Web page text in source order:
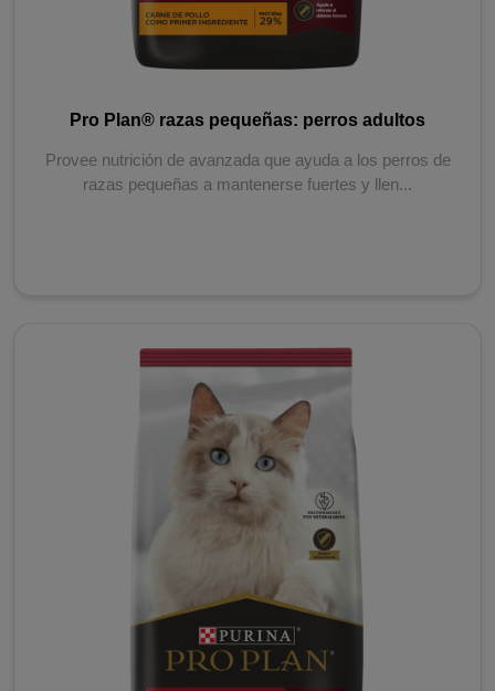
Pro Plan® razas pequeñas: perros adultos
Provee nutrición de avanzada que ayuda a los perros de
razas pequeñas a mantenerse fuertes y llen...